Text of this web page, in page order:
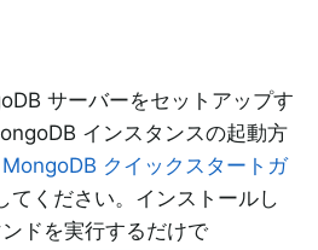
サーバーをセットアップす
インスタンスの起動方
MongoDB クイックスタートガ
てください。インストールし
ドを実行するだけで